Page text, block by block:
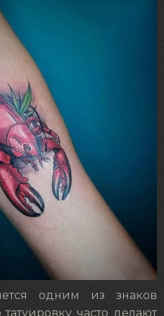
одним из знаков
часто делают